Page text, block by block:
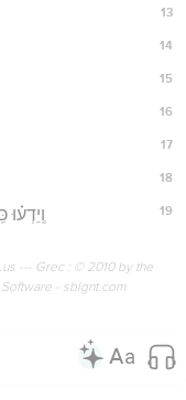
13
14
15
16
17
18
19
--- Grec : © 2010 by the
- sblgnt.com